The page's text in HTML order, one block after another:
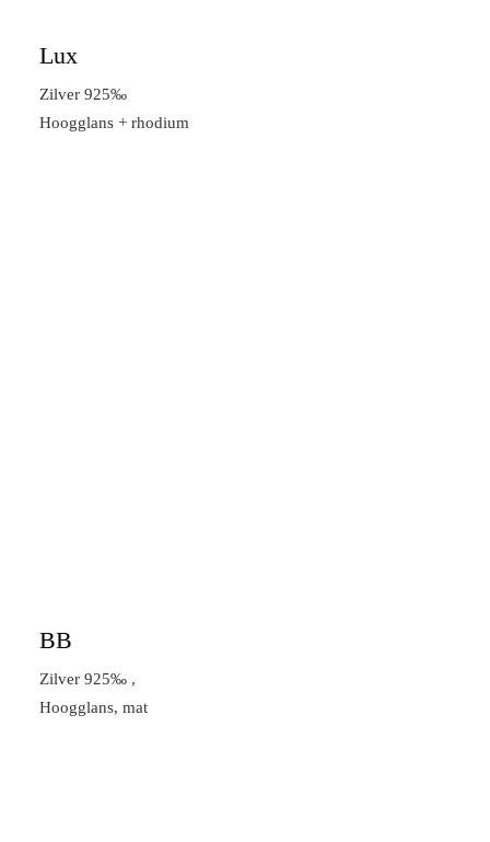
Lux
Zilver 925‰
Hoogglans + rhodium
BB
Zilver 925‰ ,
Hoogglans, mat